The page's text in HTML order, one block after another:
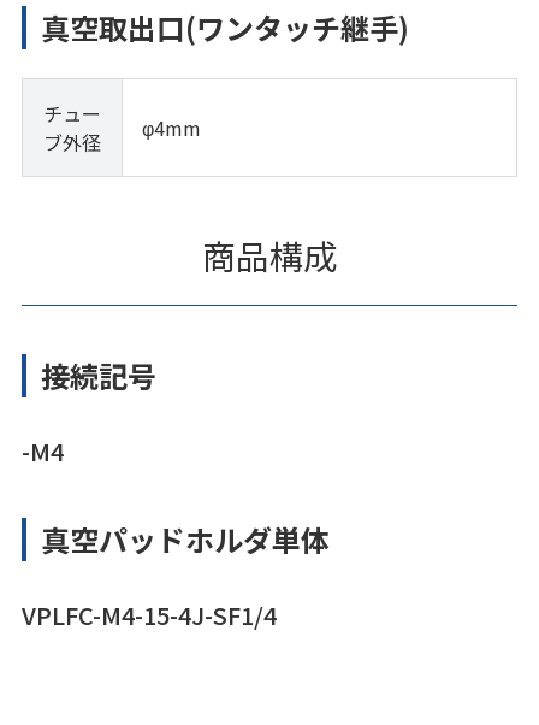
真空取出口(ワンタッチ継手)
チュー
ブ外径
φ4mm
商品構成
接続記号
-M4
真空パッドホルダ単体
VPLFC-M4-15-4J-SF1/4